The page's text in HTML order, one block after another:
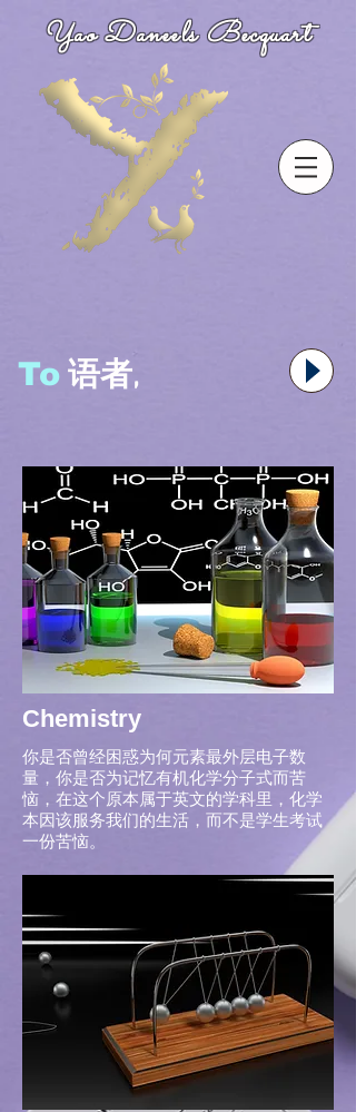
Yao Daneels Becquart
To 语者,
Chemistry
​你是否曾经困惑为何元素最外层电子数
量，你是否为记忆有机化学分子式而苦
恼，在这个原本属于英文的学科里，化学
本因该服务我们的生活，而不是学生考试
一份苦恼。